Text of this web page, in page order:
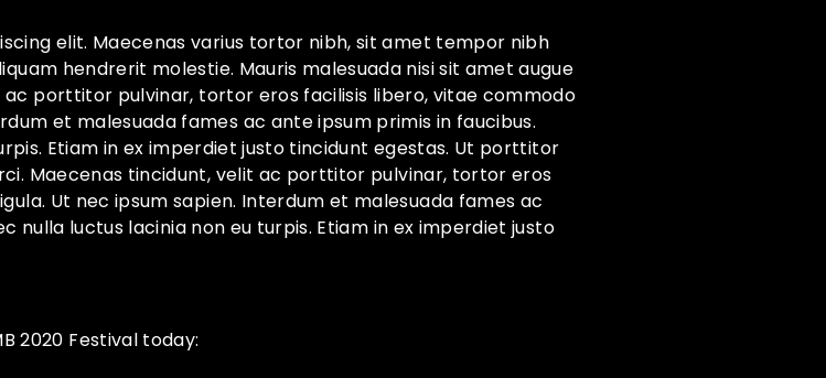
elit. Maecenas varius tortor nibh, sit amet tempor nibh
hendrerit molestie. Mauris malesuada nisi sit amet augue
porttitor pulvinar, tortor eros facilisis libero, vitae commodo
et malesuada fames ac ante ipsum primis in faucibus.
Etiam in ex imperdiet justo tincidunt egestas. Ut porttitor
Maecenas tincidunt, velit ac porttitor pulvinar, tortor eros
Ut nec ipsum sapien. Interdum et malesuada fames ac
nulla luctus lacinia non eu turpis. Etiam in ex imperdiet justo
2020 Festival today: